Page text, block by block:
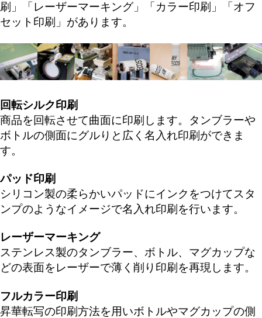
刷 」「 レーザーマーキング」「 カラー印刷 」「 オフ
セット印刷 」があります。
回転シルク印刷
商品を回転させて曲面に印刷します。タンブラーや
ボトルの側面にグルりと広く名入れ印刷ができま
す。
パッド印刷
シリコン製の柔らかいパッドにインクをつけてスタ
ンプのようなイメージで名入れ印刷を行います。
レーザーマーキング
ステンレス製のタンブラー、ボトル、マグカップな
どの表面をレーザーで薄く削り印刷を再現します。
フルカラー印刷
昇華転写の印刷方法を用いボトルやマグカップの側